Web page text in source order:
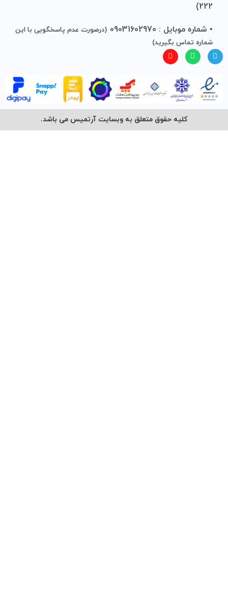
222)
• شماره موبایل : 09031602970
(درصورت عدم پاسخگویی با این
شماره تماس بگیرید)
کلیه حقوق متعلق به وبسایت آرتمیس می باشد.